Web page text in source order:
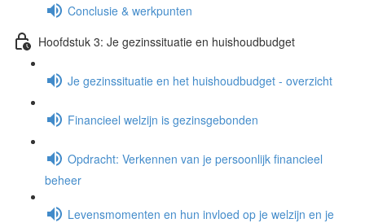
Conclusie & werkpunten
Hoofdstuk 3: Je gezinssituatie en huishoudbudget
Je gezinssituatie en het huishoudbudget - overzicht
Financieel welzijn is gezinsgebonden
Opdracht: Verkennen van je persoonlijk financieel
beheer
Levensmomenten en hun invloed op je welzijn en je